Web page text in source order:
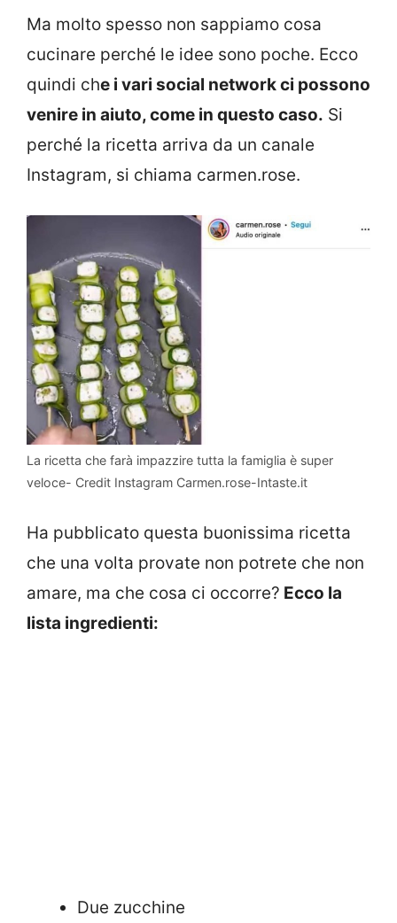
Ma molto spesso non sappiamo cosa
cucinare perché le idee sono poche. Ecco
quindi che i vari social network ci possono
venire in aiuto, come in questo caso. Si
perché la ricetta arriva da un canale
Instagram, si chiama carmen.rose.
La ricetta che farà impazzire tutta la famiglia è super
veloce- Credit Instagram Carmen.rose-Intaste.it
Ha pubblicato questa buonissima ricetta
che una volta provate non potrete che non
amare, ma che cosa ci occorre? Ecco la
lista ingredienti:
Due zucchine